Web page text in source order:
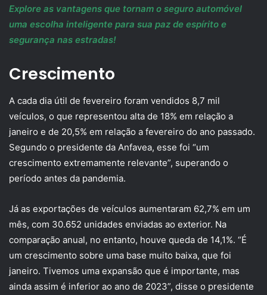
Explore as vantagens que tornam o seguro automóvel
uma escolha inteligente para sua paz de espírito e
segurança nas estradas!
Crescimento
A cada dia útil de fevereiro foram vendidos 8,7 mil
veículos, o que representou alta de 18% em relação a
janeiro e de 20,5% em relação a fevereiro do ano passado.
Segundo o presidente da Anfavea, esse foi “um
crescimento extremamente relevante”, superando o
período antes da pandemia.
Já as exportações de veículos aumentaram 62,7% em um
mês, com 30.652 unidades enviadas ao exterior. Na
comparação anual, no entanto, houve queda de 14,1%. “É
um crescimento sobre uma base muito baixa, que foi
janeiro. Tivemos uma expansão que é importante, mas
ainda assim é inferior ao ano de 2023”, disse o presidente